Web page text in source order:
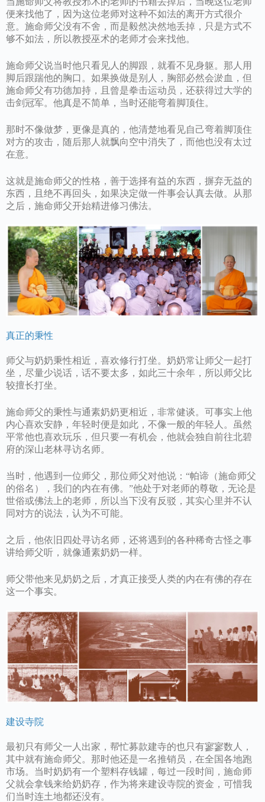
便来找他了，因为这位老师对这种不如法的离开方式很介
意。施命师父没有不舍，而是毅然决然地丢掉，只是方式不
够不如法，所以教授巫术的老师才会来找他。
施命师父说当时他只看见人的脚跟，就看不见身躯。那人用
脚后跟踹他的胸口。如果换做是别人，胸部必然会淤血，但
施命师父有功德加持，且曾是拳击运动员，还获得过大学的
击剑冠军。他真是不简单，当时还能弯着脚顶住。
那时不像做梦，更像是真的，他清楚地看见自己弯着脚顶住
对方的攻击，随后那人就飘向空中消失了，而他也没有太过
在意。
这就是施命师父的性格，善于选择有益的东西，摒弃无益的
东西，且绝不再回头，如果决定做一件事会认真去做。从那
之后，施命师父开始精进修习佛法。
真正的秉性
师父与奶奶秉性相近，喜欢修行打坐。奶奶常让师父一起打
坐，尽量少说话，话不要太多，如此三十余年，所以师父比
较擅长打坐。
施命师父的秉性与通素奶奶更相近，非常健谈。可事实上他
内心喜欢安静，年轻时便是如此，不像一般的年轻人。虽然
平常他也喜欢玩乐，但只要一有机会，他就会独自前往北碧
府的深山老林寻访名师。
当时，他遇到一位师父，那位师父对他说：“帕谛（施命师父
的俗名），我们的内在有佛。”他处于对老师的尊敬，无论是
世俗或佛法上的老师，所以当下没有反驳，其实心里并不认
同对方的说法，认为不可能。
之后，他依旧四处寻访名师，还将遇到的各种稀奇古怪之事
讲给师父听，就像通素奶奶一样。
师父带他来见奶奶之后，才真正接受人类的内在有佛的存在
这一个事实。
建设寺院
最初只有师父一人出家，帮忙募款建寺的也只有寥寥数人，
其中就有施命师父。那时他还是一名推销员，在全国各地跑
市场。当时奶奶有一个塑料存钱罐，每过一段时间，施命师
父就会拿钱来给奶奶存，作为将来建设寺院的资金，可惜我
们当时连土地都还没有。